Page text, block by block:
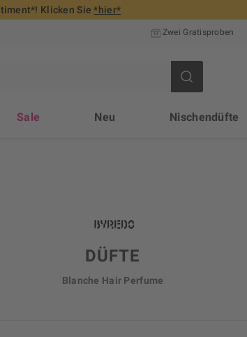
Klicken Sie*hier*
Zwei Gratisproben
Sale Neu Nischendüfte
DÜFTE
Blanche Hair Perfume